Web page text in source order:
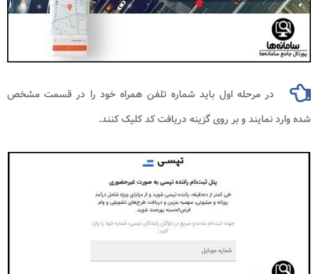
در مرحله اول باید شماره تلفن همراه خود را در قسمت مشخص
شده وارد نمایند و بر روی گزینه دریافت کد کلیک کنند.